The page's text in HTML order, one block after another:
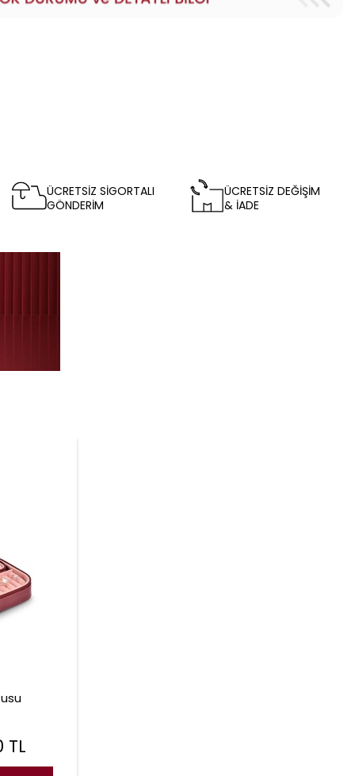
ÜCRETSİZ SİGORTALI
GÖNDERİM
ÜCRETSİZ DEĞİŞİM
& İADE
TL